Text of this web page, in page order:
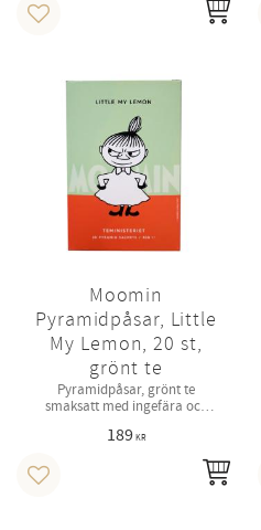
Lägg till i favoriter
Moomin
Pyramidpåsar, Little
My Lemon, 20 st,
grönt te
Pyramidpåsar, grönt te
smaksatt med ingefära och
189KR
Lägg till i favoriter